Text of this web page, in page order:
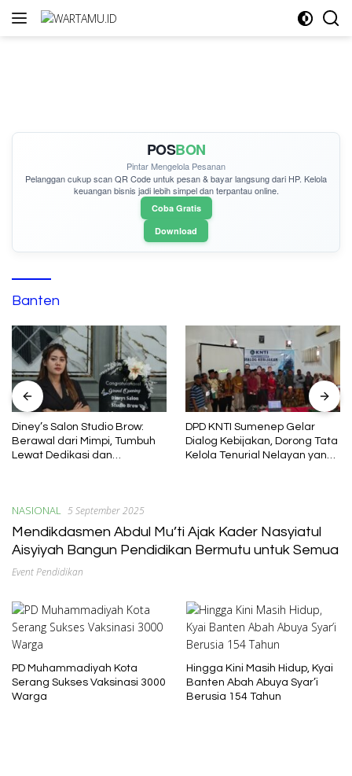
Langsung
POSBON
Pintar Mengelola Pesanan
Pelanggan cukupscan QR Codeuntuk pesan & bayar langsung dari HP. Kelola
keuangan bisnis jadi lebih simpel dan terpantau online.
Coba Gratis
Download
Banten
Diney’s Salon Studio Brow:
Berawal dari Mimpi, Tumbuh
Lewat Dedikasi dan
DPD KNTI Sumenep Gelar
Dialog Kebijakan, Dorong Tata
Kelola Tenurial Nelayan yang
NASIONAL 5 September 2025
Mendikdasmen Abdul Mu’ti Ajak Kader Nasyiatul
Aisyiyah Bangun Pendidikan Bermutu untuk Semua
Event Pendidikan
PD Muhammadiyah Kota
Serang Sukses Vaksinasi 3000
Warga
Hingga Kini Masih Hidup, Kyai
Banten Abah Abuya Syar’i
Berusia 154 Tahun